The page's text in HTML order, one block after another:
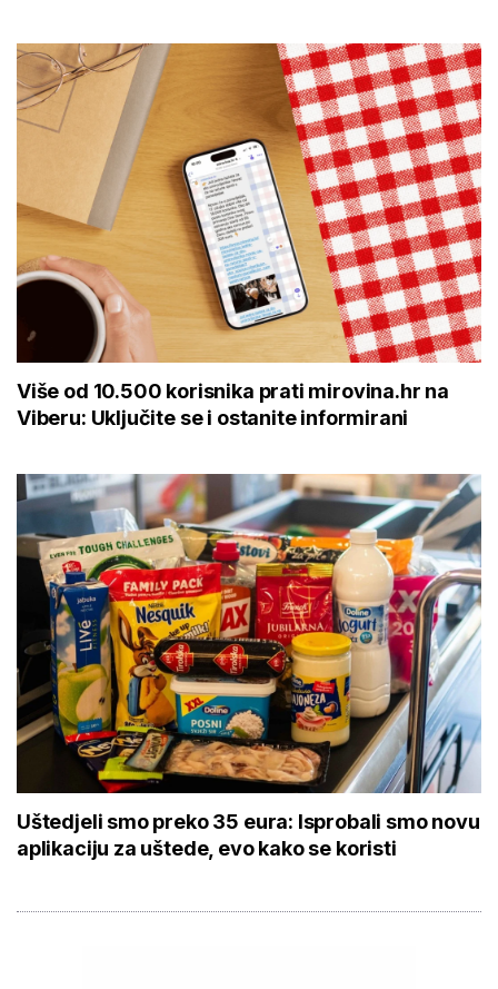
Više od 10.500 korisnika prati mirovina.hr na
Viberu: Uključite se i ostanite informirani
Uštedjeli smo preko 35 eura: Isprobali smo novu
aplikaciju za uštede, evo kako se koristi